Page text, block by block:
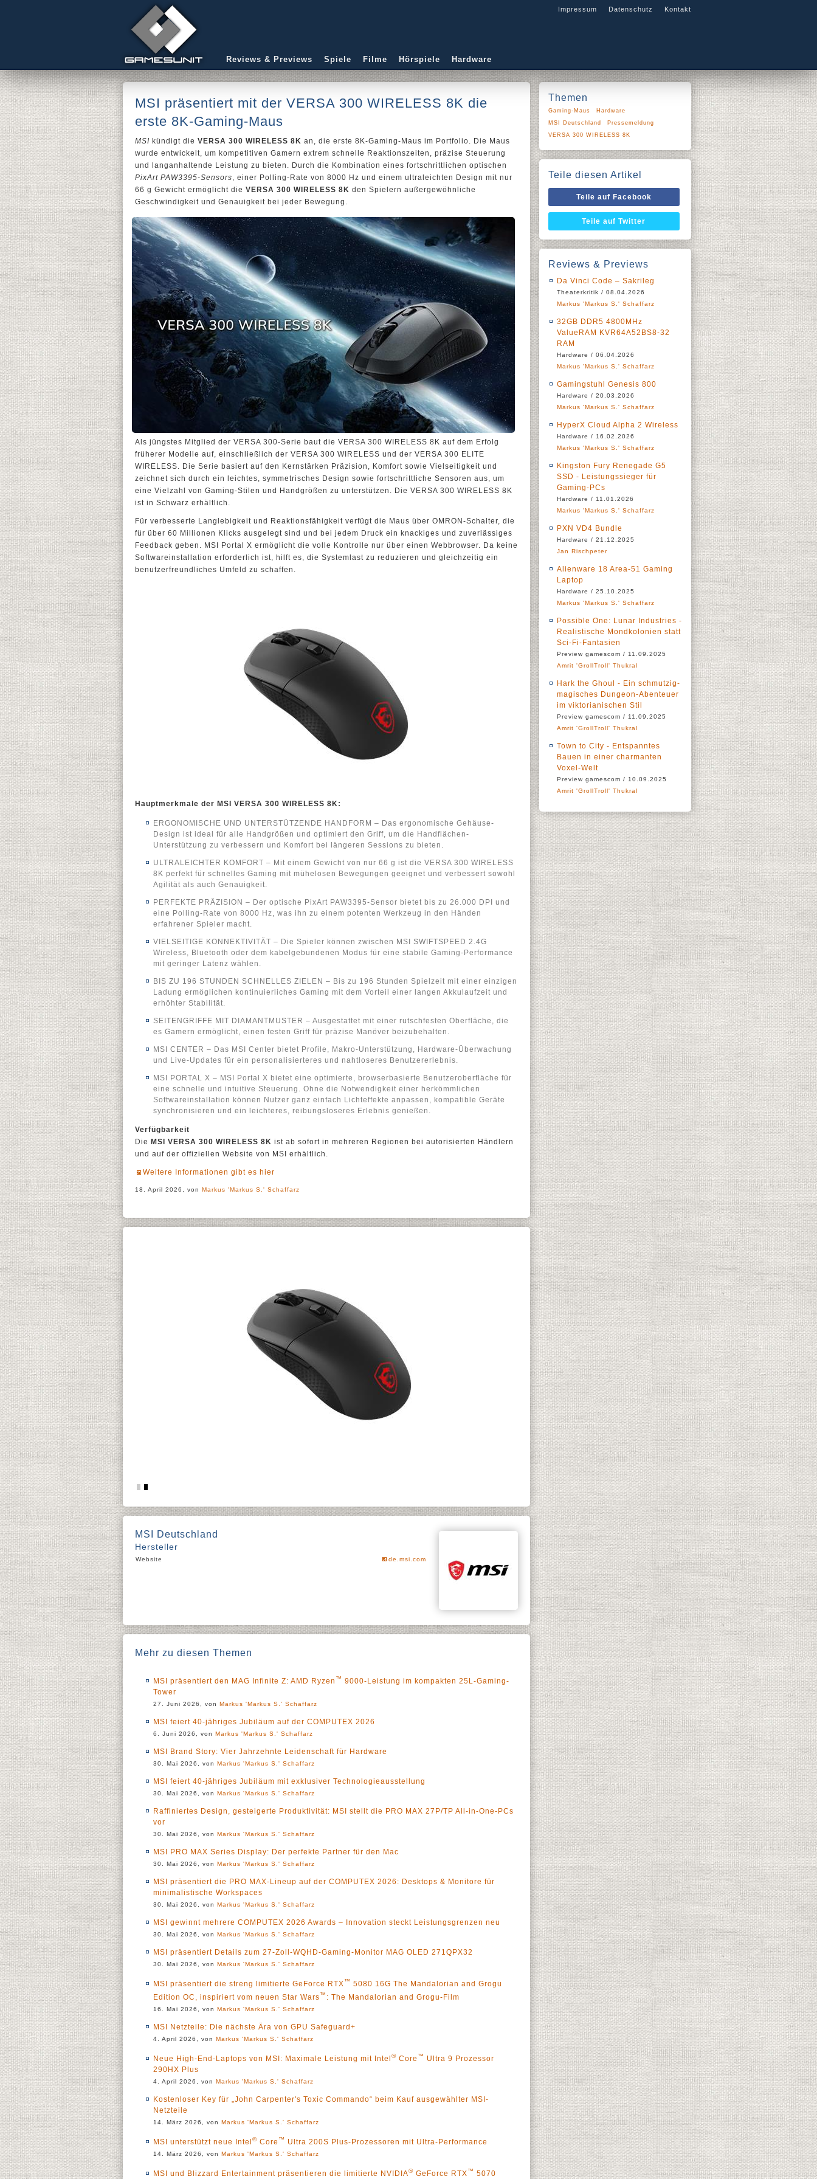
Impressum Datenschutz Kontakt
Reviews & Previews Spiele Filme Hörspiele Hardware
MSI präsentiert mit der VERSA 300 WIRELESS 8K die
erste 8K-Gaming-Maus
MSI kündigt die VERSA 300 WIRELESS 8K an, die erste 8K-Gaming-Maus im Portfolio. Die Maus
wurde entwickelt, um kompetitiven Gamern extrem schnelle Reaktionszeiten, präzise Steuerung
und langanhaltende Leistung zu bieten. Durch die Kombination eines fortschrittlichen optischen
PixArt PAW3395-Sensors, einer Polling-Rate von 8000 Hz und einem ultraleichten Design mit nur
66 g Gewicht ermöglicht die VERSA 300 WIRELESS 8K den Spielern außergewöhnliche
Geschwindigkeit und Genauigkeit bei jeder Bewegung.
Als jüngstes Mitglied der VERSA 300-Serie baut die VERSA 300 WIRELESS 8K auf dem Erfolg
früherer Modelle auf, einschließlich der VERSA 300 WIRELESS und der VERSA 300 ELITE
WIRELESS. Die Serie basiert auf den Kernstärken Präzision, Komfort sowie Vielseitigkeit und
zeichnet sich durch ein leichtes, symmetrisches Design sowie fortschrittliche Sensoren aus, um
eine Vielzahl von Gaming-Stilen und Handgrößen zu unterstützen. Die VERSA 300 WIRELESS 8K
ist in Schwarz erhältlich.
Für verbesserte Langlebigkeit und Reaktionsfähigkeit verfügt die Maus über OMRON-Schalter, die
für über 60 Millionen Klicks ausgelegt sind und bei jedem Druck ein knackiges und zuverlässiges
Feedback geben. MSI Portal X ermöglicht die volle Kontrolle nur über einen Webbrowser. Da keine
Softwareinstallation erforderlich ist, hilft es, die Systemlast zu reduzieren und gleichzeitig ein
benutzerfreundliches Umfeld zu schaffen.
Hauptmerkmale der MSI VERSA 300 WIRELESS 8K:
ERGONOMISCHE UND UNTERSTÜTZENDE HANDFORM – Das ergonomische Gehäuse-
Design ist ideal für alle Handgrößen und optimiert den Griff, um die Handflächen-
Unterstützung zu verbessern und Komfort bei längeren Sessions zu bieten.
ULTRALEICHTER KOMFORT – Mit einem Gewicht von nur 66 g ist die VERSA 300 WIRELESS
8K perfekt für schnelles Gaming mit mühelosen Bewegungen geeignet und verbessert sowohl
Agilität als auch Genauigkeit.
PERFEKTE PRÄZISION – Der optische PixArt PAW3395-Sensor bietet bis zu 26.000 DPI und
eine Polling-Rate von 8000 Hz, was ihn zu einem potenten Werkzeug in den Händen
erfahrener Spieler macht.
VIELSEITIGE KONNEKTIVITÄT – Die Spieler können zwischen MSI SWIFTSPEED 2.4G
Wireless, Bluetooth oder dem kabelgebundenen Modus für eine stabile Gaming-Performance
mit geringer Latenz wählen.
BIS ZU 196 STUNDEN SCHNELLES ZIELEN – Bis zu 196 Stunden Spielzeit mit einer einzigen
Ladung ermöglichen kontinuierliches Gaming mit dem Vorteil einer langen Akkulaufzeit und
erhöhter Stabilität.
SEITENGRIFFE MIT DIAMANTMUSTER – Ausgestattet mit einer rutschfesten Oberfläche, die
es Gamern ermöglicht, einen festen Griff für präzise Manöver beizubehalten.
MSI CENTER – Das MSI Center bietet Profile, Makro-Unterstützung, Hardware-Überwachung
und Live-Updates für ein personalisierteres und nahtloseres Benutzererlebnis.
MSI PORTAL X – MSI Portal X bietet eine optimierte, browserbasierte Benutzeroberfläche für
eine schnelle und intuitive Steuerung. Ohne die Notwendigkeit einer herkömmlichen
Softwareinstallation können Nutzer ganz einfach Lichteffekte anpassen, kompatible Geräte
synchronisieren und ein leichteres, reibungsloseres Erlebnis genießen.
Verfügbarkeit
Die MSI VERSA 300 WIRELESS 8K ist ab sofort in mehreren Regionen bei autorisierten Händlern
und auf der offiziellen Website von MSI erhältlich.
Weitere Informationen gibt es hier
18. April 2026, von Markus 'Markus S.' Schaffarz
MSI Deutschland
Hersteller
Website de.msi.com
Mehr zu diesen Themen
MSI präsentiert den MAG Infinite Z: AMD Ryzen ™ 9000-Leistung im kompakten 25L-Gaming-
Tower
27. Juni 2026, von Markus 'Markus S.' Schaffarz
MSI feiert 40-jähriges Jubiläum auf der COMPUTEX 2026
6. Juni 2026, von Markus 'Markus S.' Schaffarz
MSI Brand Story: Vier Jahrzehnte Leidenschaft für Hardware
30. Mai 2026, von Markus 'Markus S.' Schaffarz
MSI feiert 40-jähriges Jubiläum mit exklusiver Technologieausstellung
30. Mai 2026, von Markus 'Markus S.' Schaffarz
Raffiniertes Design, gesteigerte Produktivität: MSI stellt die PRO MAX 27P/TP All-in-One-PCs
vor
30. Mai 2026, von Markus 'Markus S.' Schaffarz
MSI PRO MAX Series Display: Der perfekte Partner für den Mac
30. Mai 2026, von Markus 'Markus S.' Schaffarz
MSI präsentiert die PRO MAX-Lineup auf der COMPUTEX 2026: Desktops & Monitore für
minimalistische Workspaces
30. Mai 2026, von Markus 'Markus S.' Schaffarz
MSI gewinnt mehrere COMPUTEX 2026 Awards – Innovation steckt Leistungsgrenzen neu
30. Mai 2026, von Markus 'Markus S.' Schaffarz
MSI präsentiert Details zum 27-Zoll-WQHD-Gaming-Monitor MAG OLED 271QPX32
30. Mai 2026, von Markus 'Markus S.' Schaffarz
MSI präsentiert die streng limitierte GeForce RTX™ 5080 16G The Mandalorian and Grogu
Edition OC, inspiriert vom neuen Star Wars™ : The Mandalorian and Grogu-Film
16. Mai 2026, von Markus 'Markus S.' Schaffarz
MSI Netzteile: Die nächste Ära von GPU Safeguard+
4. April 2026, von Markus 'Markus S.' Schaffarz
Neue High-End-Laptops von MSI: Maximale Leistung mit Intel ® Core ™
Ultra 9 Prozessor
290HX Plus
4. April 2026, von Markus 'Markus S.' Schaffarz
Kostenloser Key für „John Carpenter's Toxic Commando“ beim Kauf ausgewählter MSI-
Netzteile
14. März 2026, von Markus 'Markus S.' Schaffarz
MSI unterstützt neue Intel ® Core ™ Ultra 200S Plus-Prozessoren mit Ultra-Performance
14. März 2026, von Markus 'Markus S.' Schaffarz
MSI und Blizzard Entertainment präsentieren die limitierte NVIDIA® GeForce RTX™ 5070
Themen
Gaming-Maus
Hardware
MSI Deutschland
Pressemeldung
VERSA 300 WIRELESS 8K
Teile diesen Artikel
Teile auf Facebook
Teile auf Twitter
Reviews & Previews
Da Vinci Code – Sakrileg
Theaterkritik / 08.04.2026
Markus 'Markus S.' Schaffarz
32GB DDR5 4800MHz
ValueRAM KVR64A52BS8-32
RAM
Hardware / 06.04.2026
Markus 'Markus S.' Schaffarz
Gamingstuhl Genesis 800
Hardware / 20.03.2026
Markus 'Markus S.' Schaffarz
HyperX Cloud Alpha 2 Wireless
Hardware / 16.02.2026
Markus 'Markus S.' Schaffarz
Kingston Fury Renegade G5
SSD - Leistungssieger für
Gaming-PCs
Hardware / 11.01.2026
Markus 'Markus S.' Schaffarz
PXN VD4 Bundle
Hardware / 21.12.2025
Jan Rischpeter
Alienware 18 Area-51 Gaming
Laptop
Hardware / 25.10.2025
Markus 'Markus S.' Schaffarz
Possible One: Lunar Industries -
Realistische Mondkolonien statt
Sci-Fi-Fantasien
Preview gamescom / 11.09.2025
Amrit 'GrollTroll' Thukral
Hark the Ghoul - Ein schmutzig-
magisches Dungeon-Abenteuer
im viktorianischen Stil
Preview gamescom / 11.09.2025
Amrit 'GrollTroll' Thukral
Town to City - Entspanntes
Bauen in einer charmanten
Voxel-Welt
Preview gamescom / 10.09.2025
Amrit 'GrollTroll' Thukral